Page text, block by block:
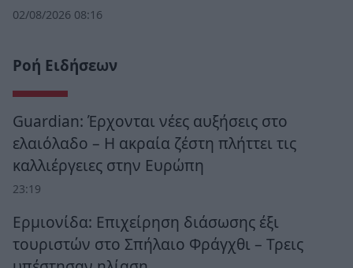
02/08/2026 08:16
Ροή Ειδήσεων
Guardian: Έρχονται νέες αυξήσεις στο
ελαιόλαδο – Η ακραία ζέστη πλήττει τις
καλλιέργειες στην Ευρώπη
23:19
Ερμιονίδα: Επιχείρηση διάσωσης έξι
τουριστών στο Σπήλαιο Φράγχθι – Τρεις